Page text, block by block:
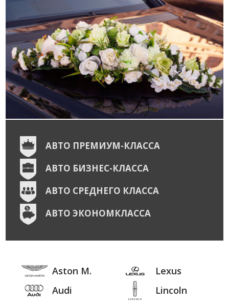
АВТО ПРЕМИУМ-КЛАССА
АВТО БИЗНЕС-КЛАССА
АВТО СРЕДНЕГО КЛАССА
АВТО ЭКОНОМКЛАССА
Aston M.
Audi
Lexus
Lincoln